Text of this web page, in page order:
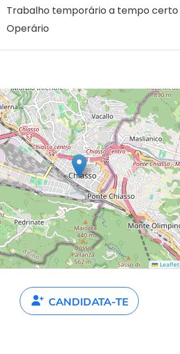
Trabalho temporário a tempo certo
Operário
Leaflet
CANDIDATA-TE